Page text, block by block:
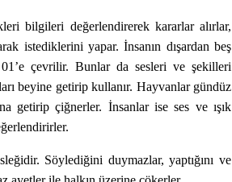
bilgileri değerlendirerek kararlar alırlar,
istediklerini yapar. İnsanın dışardan beş
çevrilir. Bunlar da sesleri ve şekilleri
beyine getirip kullanır. Hayvanlar gündüz
getirip çiğnerler. İnsanlar ise ses ve ışık
Söylediğini duymazlar, yaptığını ve